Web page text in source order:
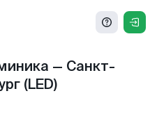
— Санкт-
(LED)